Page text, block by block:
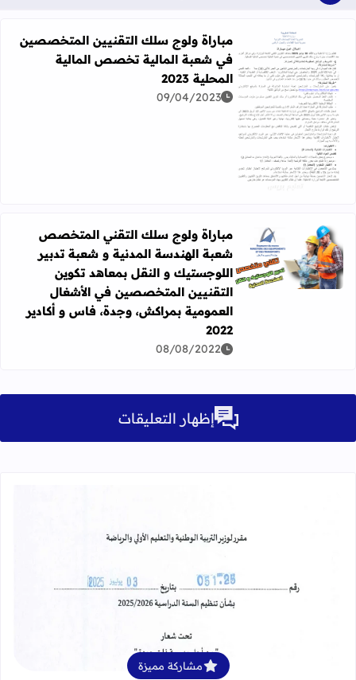
اقرأ المزيد عن مباراة ولوج سلك التقنيين المتخصصين في
مباراة ولوج سلك التقنيين المتخصصين
في شعبة المالية تخصص المالية
المحلية 2023
09/04/2023
اقرأ المزيد عن مباراة ولوج سلك التقني المتخصص شعبة
مباراة ولوج سلك التقني المتخصص
شعبة الهندسة المدنية و شعبة تدبير
اللوجستيك و النقل بمعاهد تكوين
التقنيين المتخصصين في الأشغال
العمومية بمراكش، وجدة، فاس و أكادير
2022
08/08/2022
إظهار التعليقات
قراءة المزيد عن مقرر تنظيم السنة الدراسية
مشاركة مميزة